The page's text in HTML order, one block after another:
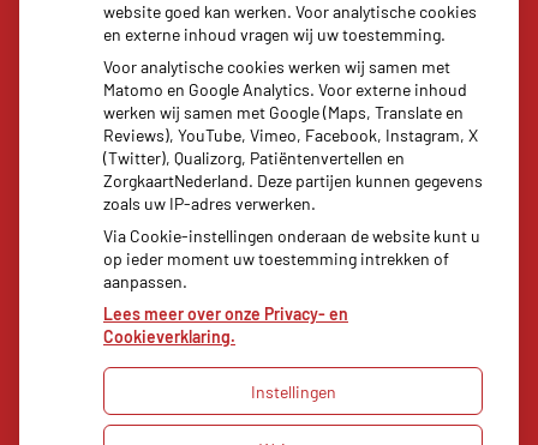
08.00 - 17.30
Woensdag:
08.00 - 17.30
Donderdag:
08.00 - 17.30
08.00 - 17.30
Uw Zorg Online|Beheer
website goed kan werken. Voor analytische cookies
en externe inhoud vragen wij uw toestemming.
Voor analytische cookies werken wij samen met
Matomo en Google Analytics. Voor externe inhoud
werken wij samen met Google (Maps, Translate en
Reviews), YouTube, Vimeo, Facebook, Instagram, X
(Twitter), Qualizorg, Patiëntenvertellen en
ZorgkaartNederland. Deze partijen kunnen gegevens
zoals uw IP-adres verwerken.
Via Cookie-instellingen onderaan de website kunt u
op ieder moment uw toestemming intrekken of
aanpassen.
Lees meer over onze Privacy- en
Cookieverklaring.
Instellingen